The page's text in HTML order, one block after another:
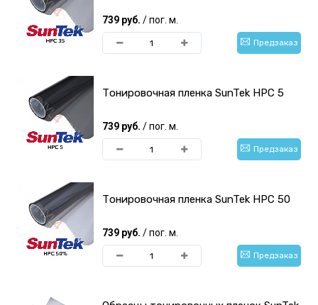
739 руб. / пог. м.
Предзаказ
Тонировочная пленка SunTek HPC 5
739 руб. / пог. м.
Предзаказ
Тонировочная пленка SunTek HPC 50
739 руб. / пог. м.
Предзаказ